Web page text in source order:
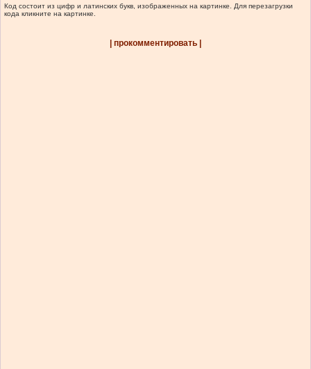
Код состоит из цифр и латинских букв, изображенных на картинке. Для перезагрузки
кода кликните на картинке.
| прокомментировать |